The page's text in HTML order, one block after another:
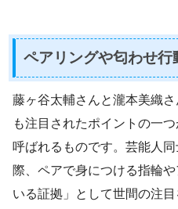
ペアリングや匂わせ行
藤ヶ谷太輔さんと瀧本美織
も注目されたポイントの一
呼ばれるものです。芸能人
際、ペアで身につける指輪
いる証拠」として世間の注